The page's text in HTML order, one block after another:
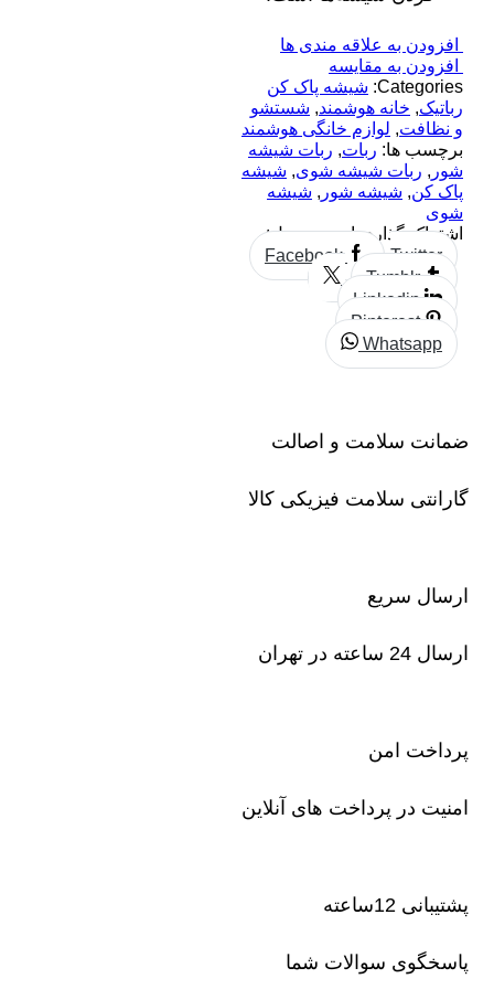
افزودن به علاقه مندی ها
افزودن به مقایسه
Categories: شیشه پاک کن
رباتیک, خانه هوشمند, شستشو
و نظافت, لوازم خانگی هوشمند
برچسب ها: ربات, ربات شیشه
شور , ربات شیشه شوی, شیشه
پاک کن, شیشه شور , شیشه
شوی
اشتراک گذاری این محصول:
Facebook
Twitter
Tumblr
Linkedin
Pinterest
Whatsapp
ضمانت سلامت و اصالت
گارانتی سلامت فیزیکی کالا
ارسال سریع
ارسال 24 ساعته در تهران
پرداخت امن
امنیت در پرداخت های آنلاین
پشتیبانی 12ساعته
پاسخگوی سوالات شما